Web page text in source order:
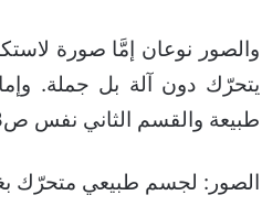
والصور نوعان إمَّا صورة
يتحرّك دون آلة بل جملة.
طبيعة والقسم الثاني نفس ص28.
الصور: لجسم طبيعي متحرّك